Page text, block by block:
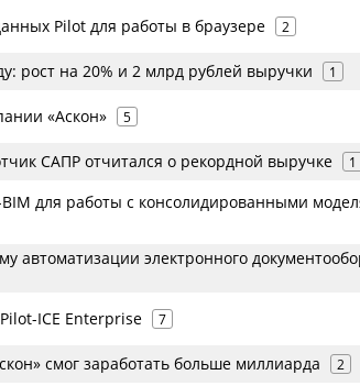
Pilot для работы в браузере 2
рост на 20% и 2 млрд рублей выручки 1
«Аскон» 5
САПР отчитался о рекордной выручке 1
для работы с консолидированными
автоматизации электронного
ICE Enterprise 7
смог заработать больше миллиарда 2